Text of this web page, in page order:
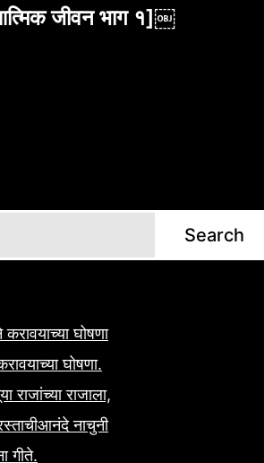
जीवन भाग १]￼
Search
करावयाच्या घोषणा
घोषणा.
राजांच्या राजाला,
नाचुनी
गीते.